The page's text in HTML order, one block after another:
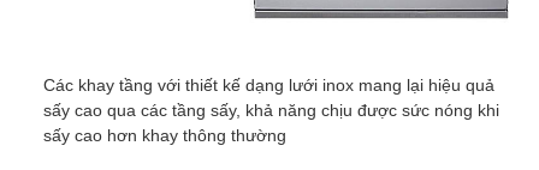
Các khay tầng với thiết kế dạng lưới inox mang lại hiệu quả
sấy cao qua các tầng sấy, khả năng chịu được sức nóng khi
sấy cao hơn khay thông thường